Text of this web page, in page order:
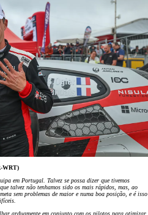
WRT)
em Portugal. Talvez se possa dizer que tivemos
talvez não tenhamos sido os mais rápidos, mas, ao
sem problemas de maior e numa boa posição, e é isso